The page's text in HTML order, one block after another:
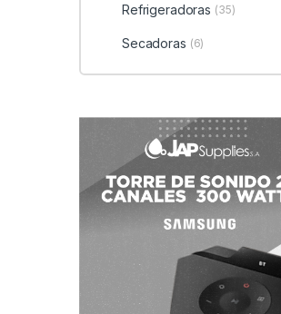
Refrigeradoras (35)
Secadoras (6)